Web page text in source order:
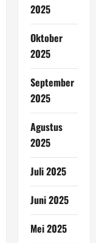
2025
Oktober
2025
September
2025
Agustus
2025
Juli 2025
Juni 2025
Mei 2025